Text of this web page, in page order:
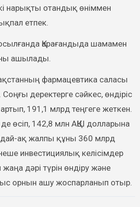
нарықты отандық өніммен
етпек.
Қарағандыда шамамен
ашылады.
фармацевтика саласы
деректерге сәйкес, өндіріс
191,1 млрд теңгеге жеткен.
өсіп, 142,8 млн АҚШ долларына
ақ жалпы құны 360 млрд
инвестициялық келісімдер
дәрі түрін өндіру және
орнын ашу жоспарланып отыр.